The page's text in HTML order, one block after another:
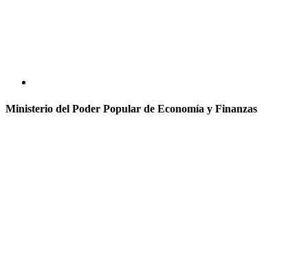
Ministerio del Poder Popular de Economía y Finanzas